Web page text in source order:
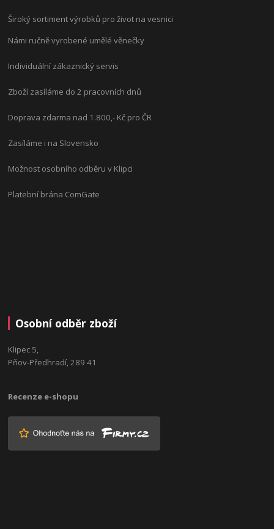
Široký sortiment výrobků pro život na vesnici
Námi ručně vyrobené umělé věnečky
Individuální zákaznický servis
Zboží zasíláme do 2 pracovních dnů
Doprava zdarma nad 1.800,- Kč pro ČR
Zasíláme i na Slovensko
Možnost osobního odběru v Klipci
Platební brána ComGate
Osobní odběr zboží
Klipec 5,
Pňov-Předhradí, 289 41
Recenze e-shopu